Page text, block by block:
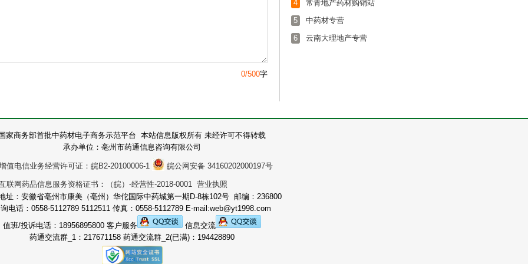
0/500字
4
常青地产药材购销站
5
中药材专营
6
云南大理地产专营
家商务部首批中药材电子商务示范平台 本站信息版权所有 未经许可不得转载
承办单位：亳州市药通信息咨询有限公司
值电信业务经营许可证：皖B2-20100006-1 皖公网安备 34160202000197号
联网药品信息服务资格证书：（皖）-经营性-2018-0001 营业执照
址：安徽省亳州市康美（亳州）华佗国际中药城第一期D-8栋102号 邮编：236800
电话：0558-5112789 5112511 传真：0558-5112789 E-mail:web@yt1998.com
值班/投诉电话：18956895800 客户服务
信息交流
药通交流群_1：217671158 药通交流群_2(已满)：194428890